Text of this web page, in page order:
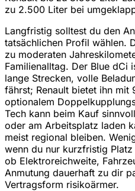
zu 2.500 Liter bei
Langfristig solltest du den
tatsächlichen Profil wählen.
zu moderaten
Familienalltag. Der Blue dCi
lange Strecken, volle
fährst; Renault bietet ihn mit
optionalem
Tech kann beim Kauf
oder am Arbeitsplatz laden
meist regional bleiben.
wenn du nur kurzfristig
ob Elektroreichweite,
Anmutung dauerhaft zu dir
Vertragsform risikoärmer.